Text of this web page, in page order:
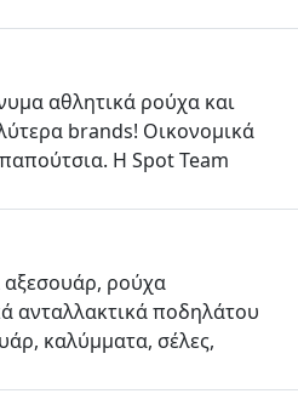
αθλητικά ρούχα και
brands! Οικονομικά
Η Spot Team
ρούχα
ανταλλακτικά ποδηλάτου
καλύμματα, σέλες,